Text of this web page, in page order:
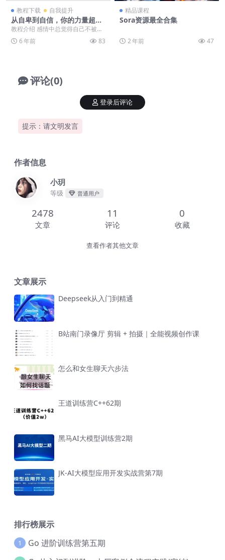
教程下载 自我提升
从自卑到自信，你的力量超乎
想象
教程介绍 感情中总觉得自己不被
爱？工作中总觉得自己不够好？生
活中总觉得自己不配得...
6 年前 83
精品课程
Sora资源最全合集
2 年前 47
评论(0)
提示：请文明发言
登录后评论
作者信息
小玥
等级 普通用户
2478
文章
11
评论
0
收藏
查看作者其他文章
文章展示
Deepseek从入门到精通
B站南门录像厅 剪辑 + 拍摄｜全能视频创作课
怎么和女生聊天六步法
王道训练营C++62期
黑马AI大模型训练营2期
JK-AI大模型应用开发实战营第7期
排行榜展示
1 Go 进阶训练营第五期